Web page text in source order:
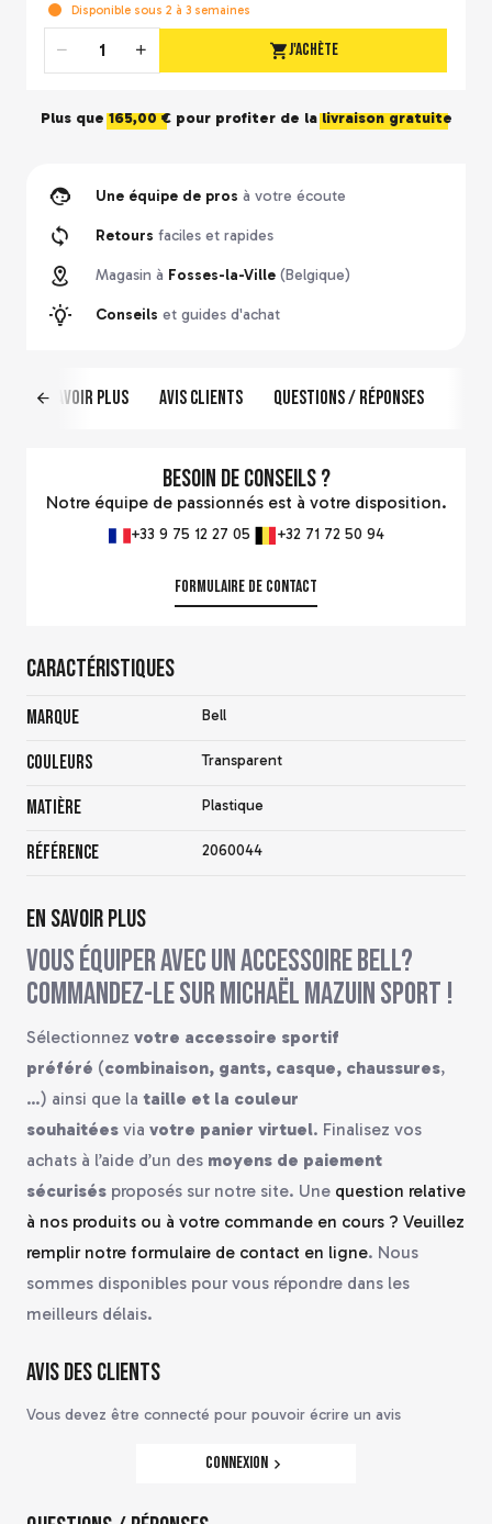
Disponible sous 2 à 3 semaines
Quantité J'achète
Plus que165,00 €pour profiter de lalivraison gratuite
Une équipe de pros à votre écoute
Retours faciles et rapides
Magasin à Fosses-la-Ville(Belgique)
Conseils et guides d'achat
En savoir plus Avis clients Questions / Réponses
Besoin de conseils ?
Notre équipe de passionnés est à votre disposition.
+33 9 75 12 27 05 +32 71 72 50 94
Formulaire de contact
Caractéristiques
Marque Bell
Couleurs Transparent
Matière Plastique
Référence 2060044
En savoir plus
Vous équiper avec un accessoire Bell?
Commandez-le sur Michaël Mazuin Sport !
Sélectionnez votre accessoire sportif
préféré (combinaison, gants, casque, chaussures,
…) ainsi que la taille et la couleur
souhaitées via votre panier virtuel. Finalisez vos
achats à l’aide d’un des moyens de paiement
sécurisés proposés sur notre site. Une question relative
à nos produits ou à votre commande en cours ? Veuillez
remplir notre formulaire de contact en ligne. Nous
sommes disponibles pour vous répondre dans les
meilleurs délais.
Avis des clients
Vous devez être connecté pour pouvoir écrire un avis
Connexion